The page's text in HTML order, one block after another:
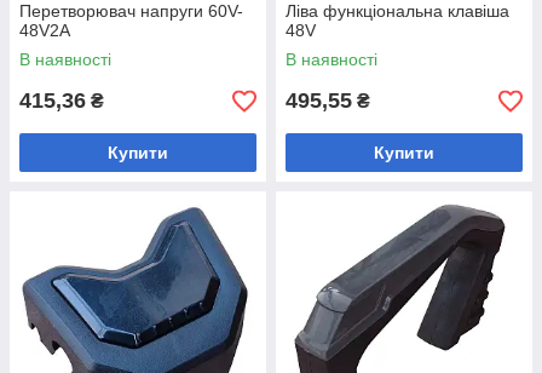
Перетворювач напруги 60V-
48V2A
В наявності
415,36 ₴
Купити
Ліва функціональна клавіша
48V
В наявності
495,55 ₴
Купити